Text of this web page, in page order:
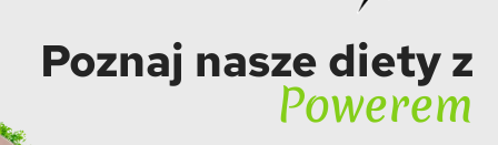
Poznaj nasze diety z
Powerem